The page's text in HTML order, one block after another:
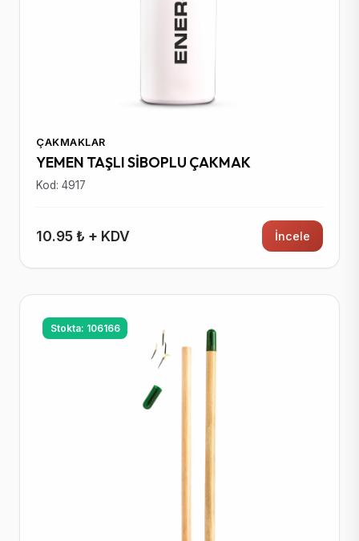
ÇAKMAKLAR
YEMEN TAŞLI SİBOPLU ÇAKMAK
Kod: 4917
10.95 ₺ + KDV İncele
Stokta: 106166